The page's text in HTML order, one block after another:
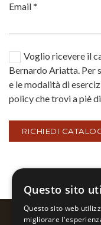
Email *
Voglio ricevere il
Bernardo Ariatta. Per
e le modalità di
policy che trovi a piè
Questo sito
Questo sito web
migliorare